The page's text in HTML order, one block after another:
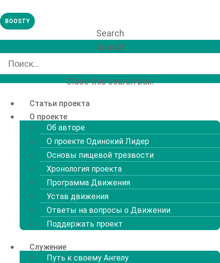
к
содержимому
BOOSTY
Search
Search
Close this search box.
Статьи проекта
О проекте
Об авторе
О проекте Одинокий Лидер
Основы пищевой трезвости
Хронология проекта
Программа Движения
Устав движения
Ответы на вопросы о Движении
Поддержать проект
Служение
Путь к своему Ангелу